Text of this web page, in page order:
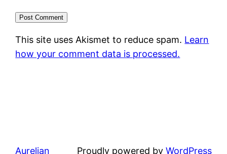
This site uses Akismet to reduce spam. Learn
how your comment data is processed.
Aurelian Proudly powered by WordPress